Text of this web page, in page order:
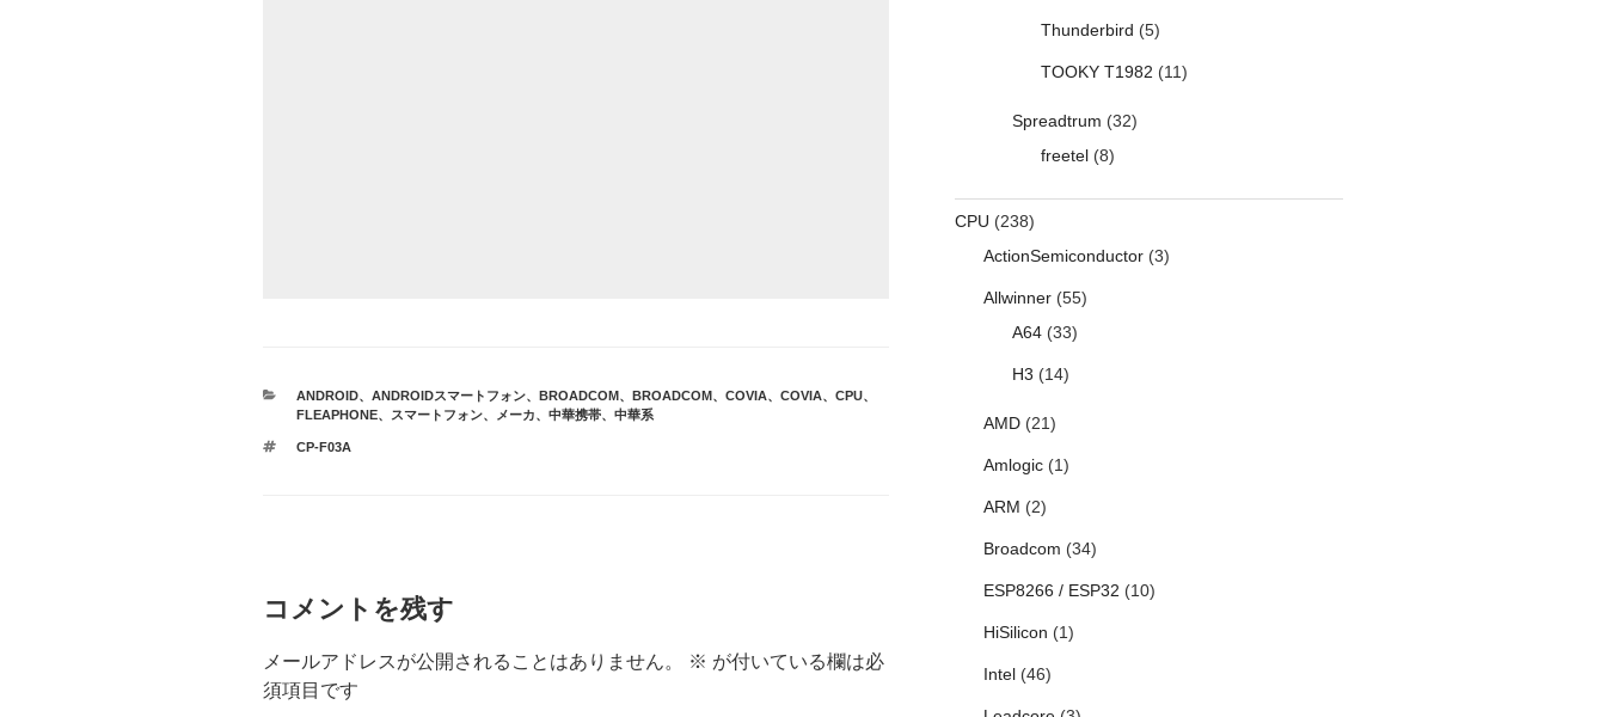
カ
テ
リ
ANDROID、 ANDROIDスマートフォン、 BROADCOM 、 BROADCOM 、 COVIA、 COVIA、 CPU、
FLEAPHONE、 スマートフォン、 メーカ、 中華携帯、 中華系
タ
CP-F03A
コメントを残す
メールアドレスが公開されることはありません。 ※ が付いている欄は必
須項目です
Thunderbird (5)
TOOKY T1982 (11)
Spreadtrum (32)
freetel(8)
CPU (238)
ActionSemiconductor(3)
Allwinner(55)
A64(33)
H3 (14)
AMD(21)
Amlogic(1)
ARM (2)
Broadcom (34)
ESP8266 / ESP32 (10)
HiSilicon (1)
Intel(46)